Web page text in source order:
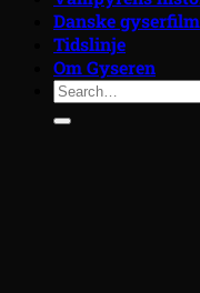
Danske gyserfilm
Tidslinje
Om Gyseren